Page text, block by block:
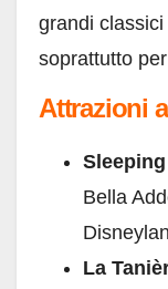
grandi
soprattutto
Attrazioni
Bella
La